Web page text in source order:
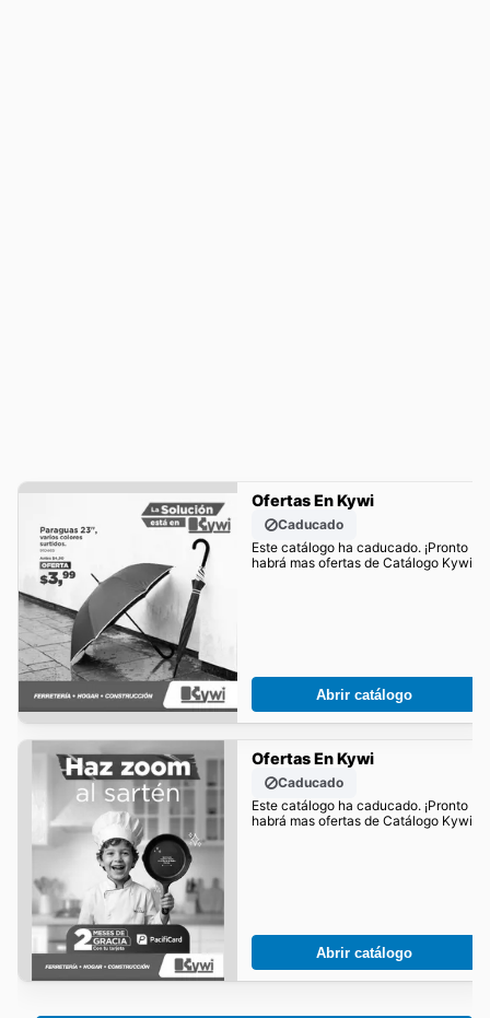
Ofertas En Kywi
Caducado
Este catálogo ha caducado. ¡Pronto
habrá mas ofertas de Catálogo Kywi!
Abrir catálogo
Ofertas En Kywi
Caducado
Este catálogo ha caducado. ¡Pronto
habrá mas ofertas de Catálogo Kywi!
Abrir catálogo